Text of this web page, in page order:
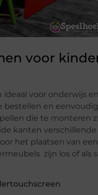
voor
voor onderwijs
bestellen en
die te monteren
kanten
het plaatsen van een
zijn los of als